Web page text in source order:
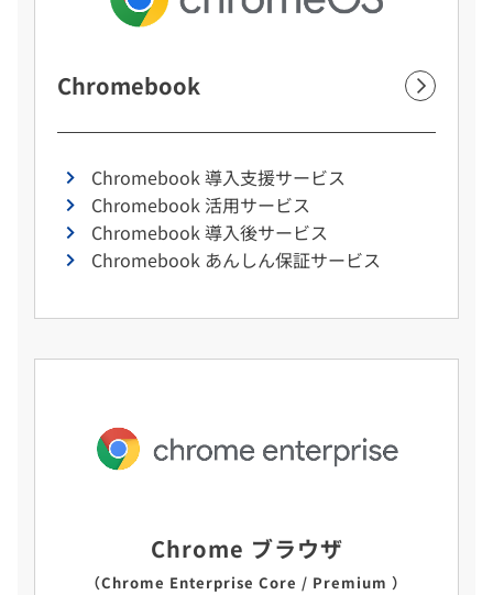
Chromebook
Chromebook 導入支援サービス
Chromebook 活用サービス
Chromebook 導入後サービス
Chromebook あんしん保証サービス
Chrome ブラウザ
（Chrome Enterprise Core / Premium ）